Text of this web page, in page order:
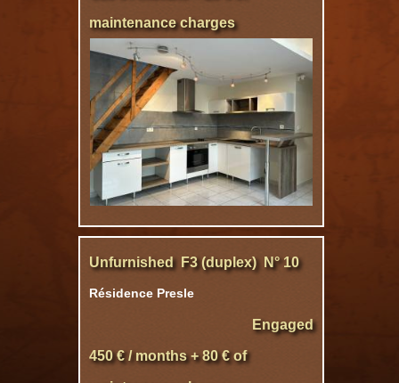
maintenance charges
Unfurnished F3 (duplex) N° 10
Résidence Presle
Engaged
450 € / months + 80 € of